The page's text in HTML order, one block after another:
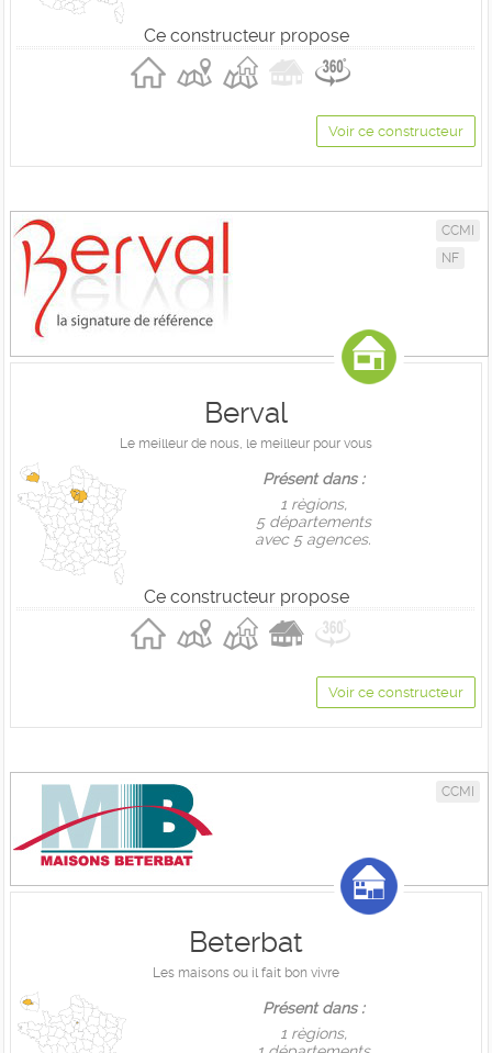
Ce constructeur propose
Voir ce constructeur
CCMI
NF
Berval
Le meilleur de nous, le meilleur pour vous
Présent dans :
1 règions,
5 départements
avec 5 agences.
Ce constructeur propose
Voir ce constructeur
CCMI
Beterbat
Les maisons ou il fait bon vivre
Présent dans :
1 règions,